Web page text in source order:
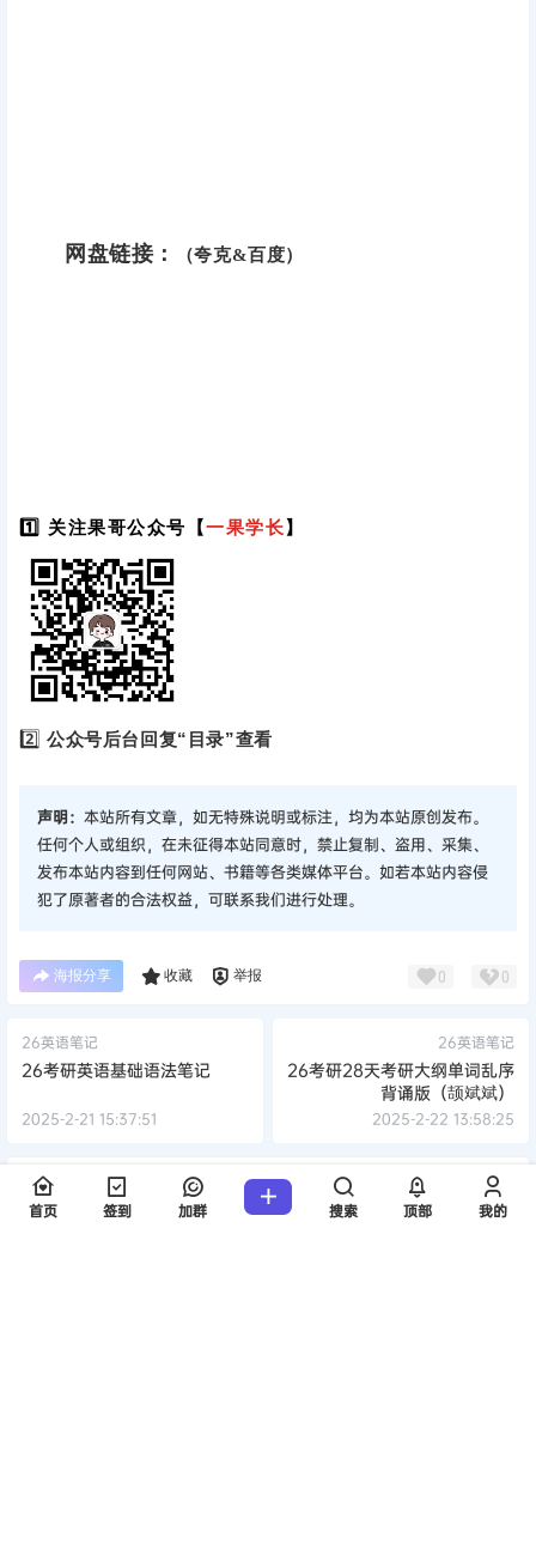
网盘链接： （夸克&百度）
1️⃣ 关注果哥公众号【一果学长】
2️⃣公众号后台回复“目录”查看
声明： 本站所有文章，如无特殊说明或标注，均为本站原创发布。
任何个人或组织，在未征得本站同意时，禁止复制、盗用、采集、
发布本站内容到任何网站、书籍等各类媒体平台。如若本站内容侵
犯了原著者的合法权益，可联系我们进行处理。
海报分享 收藏 举报 0 0
26英语笔记
26考研英语基础语法笔记
2025-2-21 15:37:51
26英语笔记
26考研28天考研大纲单词乱序
背诵版（颉斌斌）
2025-2-22 13:58:25
0 条回复 文章作者 管理员
首页 签到 加群 搜索 顶部 我的